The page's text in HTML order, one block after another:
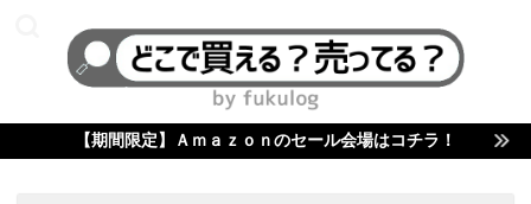
【期間限定】Ａｍａｚｏｎのセール会場はコチラ！